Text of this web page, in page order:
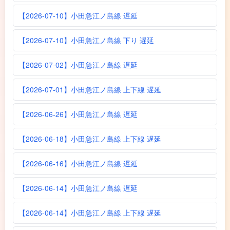
【2026-07-10】小田急江ノ島線 遅延
【2026-07-10】小田急江ノ島線 下り 遅延
【2026-07-02】小田急江ノ島線 遅延
【2026-07-01】小田急江ノ島線 上下線 遅延
【2026-06-26】小田急江ノ島線 遅延
【2026-06-18】小田急江ノ島線 上下線 遅延
【2026-06-16】小田急江ノ島線 遅延
【2026-06-14】小田急江ノ島線 遅延
【2026-06-14】小田急江ノ島線 上下線 遅延